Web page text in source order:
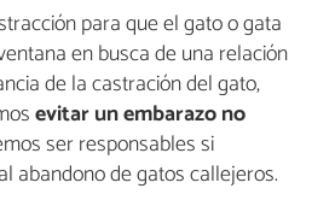
para que el gato o gata
en busca de una relación
de la castración del gato,
evitar un embarazo no
ser responsables si
abandono de gatos callejeros.